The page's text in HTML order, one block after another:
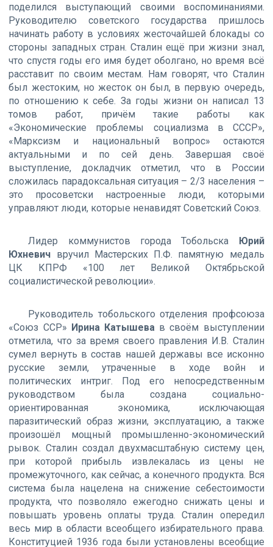
поделился выступающий своими воспоминаниями.
Руководителю советского государства пришлось
начинать работу в условиях жесточайшей блокады со
стороны западных стран. Сталин ещё при жизни знал,
что спустя годы его имя будет оболгано, но время всё
расставит по своим местам. Нам говорят, что Сталин
был жестоким, но жесток он был, в первую очередь,
по отношению к себе. За годы жизни он написал 13
томов работ, причём такие работы как
«Экономические проблемы социализма в СССР»,
«Марксизм и национальный вопрос» остаются
актуальными и по сей день. Завершая своё
выступление, докладчик отметил, что в России
сложилась парадоксальная ситуация – 2/3 населения –
это просоветски настроенные люди, которыми
управляют люди, которые ненавидят Советский Союз.
Лидер коммунистов города Тобольска Юрий
Юхневич вручил Мастерских П.Ф. памятную медаль
ЦК КПРФ «100 лет Великой Октябрьской
социалистической революции».
Руководитель тобольского отделения профсоюза
«Союз ССР» Ирина Катышева в своём выступлении
отметила, что за время своего правления И.В. Сталин
сумел вернуть в состав нашей державы все исконно
русские земли, утраченные в ходе войн и
политических интриг. Под его непосредственным
руководством была создана социально-
ориентированная экономика, исключающая
паразитический образ жизни, эксплуатацию, а также
произошёл мощный промышленно-экономический
рывок. Сталин создал двухмасштабную систему цен,
при которой прибыль извлекалась из цены не
промежуточного, как сейчас, а конечного продукта. Вся
система была нацелена на снижение себестоимости
продукта, что позволяло ежегодно снижать цены и
повышать уровень оплаты труда. Сталин опередил
весь мир в области всеобщего избирательного права.
Конституцией 1936 года были установлены всеобщие